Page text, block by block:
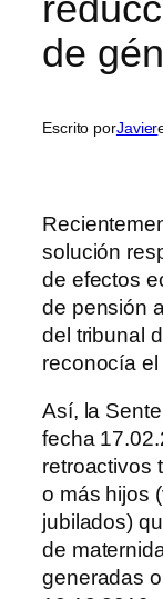
de
Escrito porJavier
solución
de efectos
de pensión
del tribunal
reconocía
Así, la
fecha
retroactivos
o más hijos
jubilados)
de
generadas